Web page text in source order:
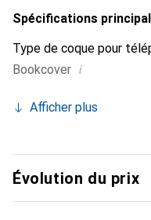
Spécifications
Type de coque pour
Bookcover i
Afficher plus
Évolution du prix